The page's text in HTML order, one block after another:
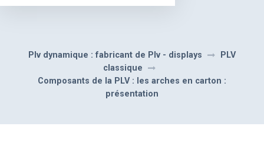
Plv dynamique : fabricant de Plv - displays
PLV
classique
Composants de la PLV : les arches en carton :
présentation